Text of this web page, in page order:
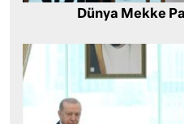
Dünya Mekke